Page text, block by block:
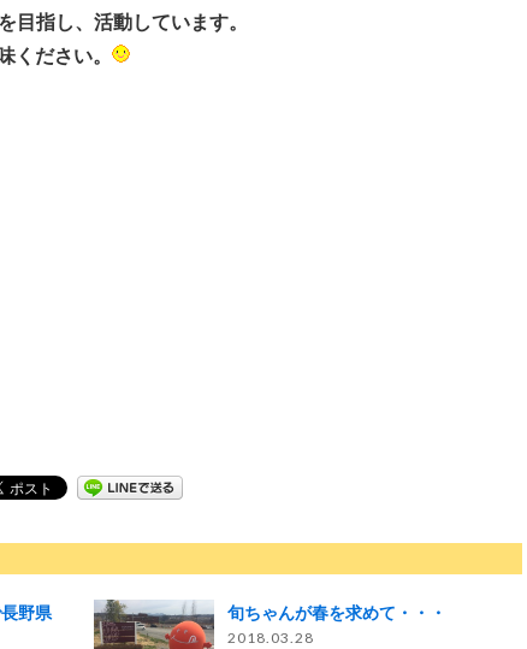
目指し、活動しています。
ください。
野県
旬ちゃんが春を求めて・・・
2018.03.28